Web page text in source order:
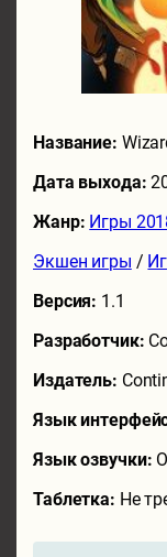
Название:
Дата выхода:
Жанр: Игры
Экшен игры /
Версия: 1.1
Разработчик:
Издатель:
Язык
Язык озвучки:
Таблетка: Не